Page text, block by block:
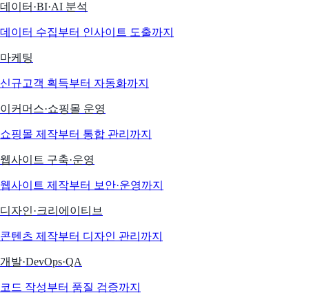
데이터·BI·AI 분석
데이터 수집부터 인사이트 도출까지
마케팅
신규고객 획득부터 자동화까지
이커머스·쇼핑몰 운영
쇼핑몰 제작부터 통합 관리까지
웹사이트 구축·운영
웹사이트 제작부터 보안·운영까지
디자인·크리에이티브
콘텐츠 제작부터 디자인 관리까지
개발·DevOps·QA
코드 작성부터 품질 검증까지